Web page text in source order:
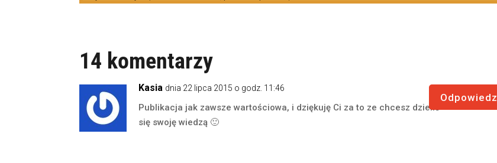
14 komentarzy
Kasia dnia 22 lipca 2015 o godz. 11:46
Publikacja jak zawsze wartościowa, i dziękuję Ci za to ze chcesz dzielić
się swoję wiedzą 🙂
Odpowiedz